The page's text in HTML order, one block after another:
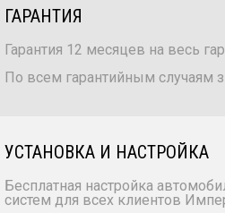
ГАРАНТИЯ
Гарантия 12 месяцев на весь
По всем гарантийным случаям
УСТАНОВКА И НАСТРОЙКА
Бесплатная настройка
систем для всех клиентов